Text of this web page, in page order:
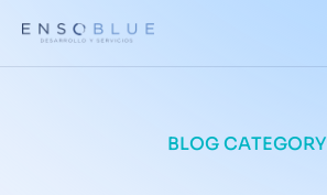
BLOG CATEGORY